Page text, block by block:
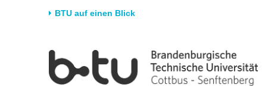
BTU auf einen Blick
Universität Forschung